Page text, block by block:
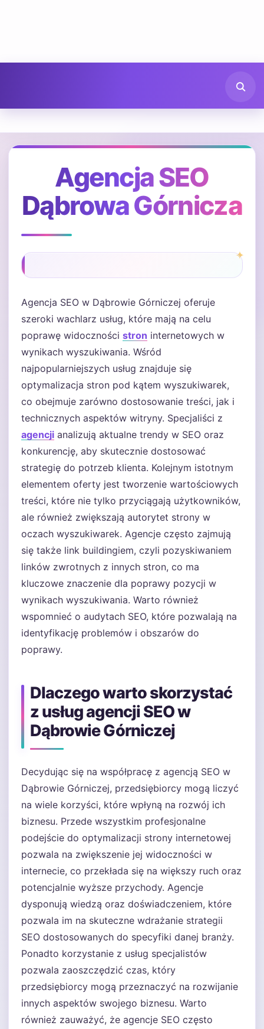
Agencja SEO
Dąbrowa Górnicza
Agencja SEO w Dąbrowie Górniczej oferuje
szeroki wachlarz usług, które mają na celu
poprawę widoczności stron internetowych w
wynikach wyszukiwania. Wśród
najpopularniejszych usług znajduje się
optymalizacja stron pod kątem wyszukiwarek,
co obejmuje zarówno dostosowanie treści, jak i
technicznych aspektów witryny. Specjaliści z
agencji analizują aktualne trendy w SEO oraz
konkurencję, aby skutecznie dostosować
strategię do potrzeb klienta. Kolejnym istotnym
elementem oferty jest tworzenie wartościowych
treści, które nie tylko przyciągają użytkowników,
ale również zwiększają autorytet strony w
oczach wyszukiwarek. Agencje często zajmują
się także link buildingiem, czyli pozyskiwaniem
linków zwrotnych z innych stron, co ma
kluczowe znaczenie dla poprawy pozycji w
wynikach wyszukiwania. Warto również
wspomnieć o audytach SEO, które pozwalają na
identyfikację problemów i obszarów do
poprawy.
Dlaczego warto skorzystać
z usług agencji SEO w
Dąbrowie Górniczej
Decydując się na współpracę z agencją SEO w
Dąbrowie Górniczej, przedsiębiorcy mogą liczyć
na wiele korzyści, które wpłyną na rozwój ich
biznesu. Przede wszystkim profesjonalne
podejście do optymalizacji strony internetowej
pozwala na zwiększenie jej widoczności w
internecie, co przekłada się na większy ruch oraz
potencjalnie wyższe przychody. Agencje
dysponują wiedzą oraz doświadczeniem, które
pozwala im na skuteczne wdrażanie strategii
SEO dostosowanych do specyfiki danej branży.
Ponadto korzystanie z usług specjalistów
pozwala zaoszczędzić czas, który
przedsiębiorcy mogą przeznaczyć na rozwijanie
innych aspektów swojego biznesu. Warto
również zauważyć, że agencje SEO często